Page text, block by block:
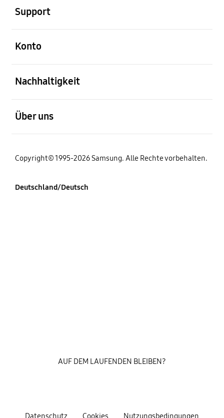
Support
Konto
Nachhaltigkeit
Über uns
Copyright© 1995-2026 Samsung. Alle Rechte vorbehalten.
Deutschland/Deutsch
Datenschutz Cookies Nutzungsbedingungen
AUF DEM LAUFENDEN BLEIBEN?